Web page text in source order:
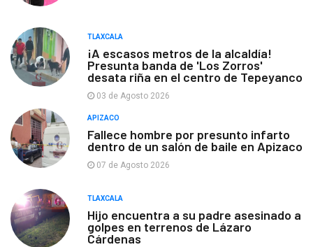
TLAXCALA
¡A escasos metros de la alcaldía!
Presunta banda de 'Los Zorros'
desata riña en el centro de Tepeyanco
03 de Agosto 2026
APIZACO
Fallece hombre por presunto infarto
dentro de un salón de baile en Apizaco
07 de Agosto 2026
TLAXCALA
Hijo encuentra a su padre asesinado a
golpes en terrenos de Lázaro
Cárdenas